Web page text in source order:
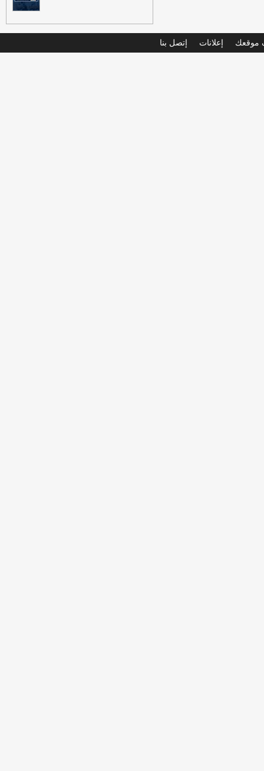
موقعك إعلانات إتصل بنا